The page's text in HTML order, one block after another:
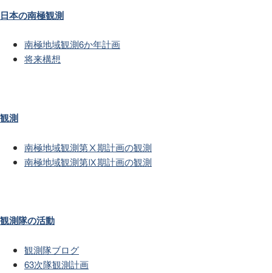
日本の南極観測
南極地域観測6か年計画
将来構想
観測
南極地域観測第Ⅹ期計画の観測
南極地域観測第Ⅸ期計画の観測
観測隊の活動
観測隊ブログ
63次隊観測計画